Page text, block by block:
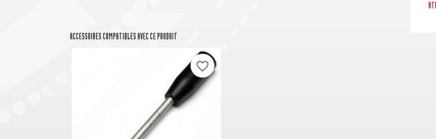
ACCESSOIRES COMPATIBLES AVEC CE PRODUIT
favorite_border